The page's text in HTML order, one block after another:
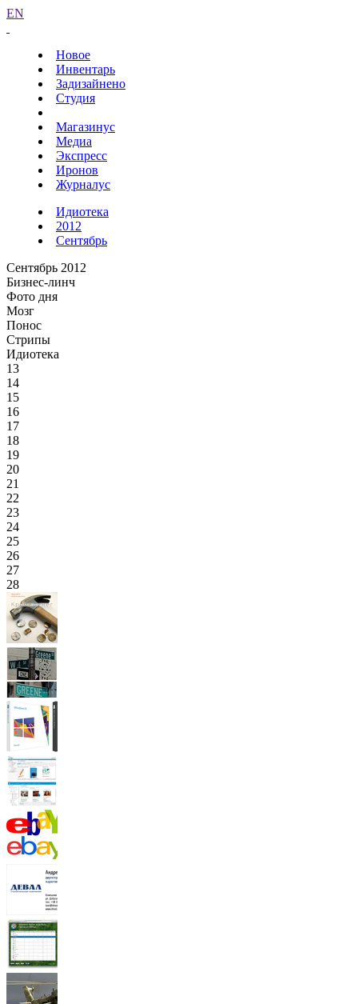
EN
Новое
Инвентарь
Задизайнено
Студия
Магазинус
Медиа
Экспресс
Иронов
Журналус
Идиотека
2012
Сентябрь
Сентябрь 2012
Бизнес-линч
Фото дня
Мозг
Понос
Стрипы
Идиотека
13
14
15
16
17
18
19
20
21
22
23
24
25
26
27
28